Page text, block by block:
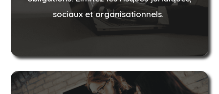
sociaux et organisationnels.